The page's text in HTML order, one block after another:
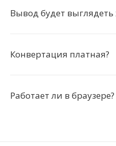
Вывод будет выглядеть
Конвертация платная?
Работает ли в браузере?